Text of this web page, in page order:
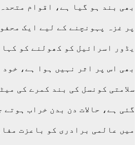
بھی بند ہو گیا ہے، اقوام
پر غزہ پہونچنے کے لیے ایک
یڈور اسرائیل کو کھولنے کو
بھی اس پر اثر نہیں ہوا ہے،
سلامتی کونسل کی بند کمرے کی
گئی ہے، حالات دن بدن خراب
میں عالمی برادری کو باعزت